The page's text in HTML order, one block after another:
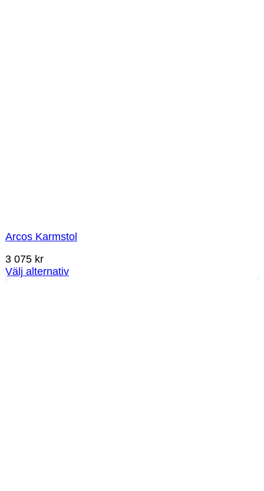
Arcos Karmstol
3 075 kr
Välj alternativ